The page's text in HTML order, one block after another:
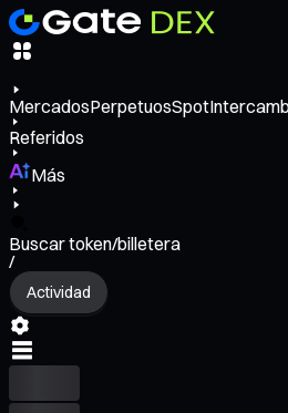
MercadosPerpetuosSpot
Referidos
Más
Buscar token/billetera
/
Actividad